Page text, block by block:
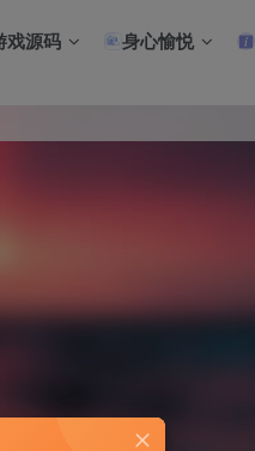
戏源码 身心愉悦